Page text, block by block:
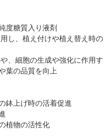
度糖質入り液剤
し、植え付けや植え替え時の
、細胞の生成や強化に作用す
葉の品質を向上
鉢上げ時の活着促進
植物の活性化